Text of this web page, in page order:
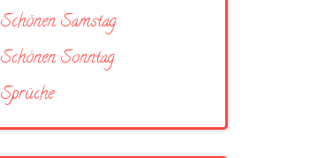
Schönen Samstag
Schönen Sonntag
Sprüche